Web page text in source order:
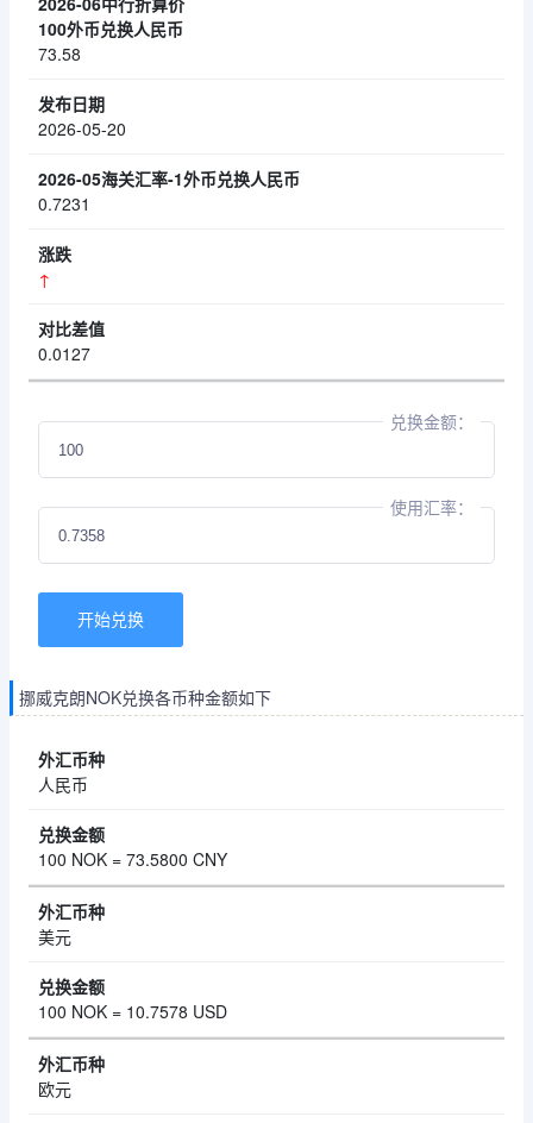
73.58
2026-05-20
0.7231
↑
0.0127
兑换金额：
使用汇率：
挪威克朗NOK兑换各币种金额如下
人民币
100 NOK = 73.5800 CNY
美元
100 NOK = 10.7578 USD
欧元